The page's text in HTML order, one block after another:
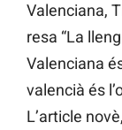
Valenciana,
resa “La
Valenciana
valencià és
L’article